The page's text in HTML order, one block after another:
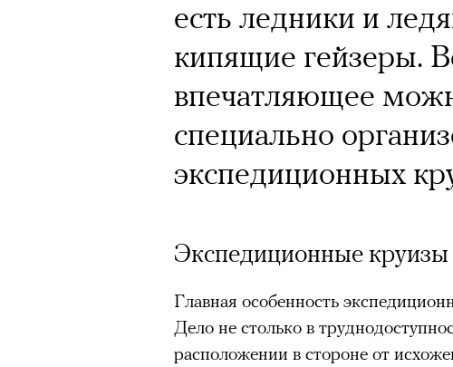
есть ледники и
кипящие гейзеры.
впечатляющее
специально
экспедиционных
Экспедиционные круизы
Главная особенность
Дело не столько в
расположении в стороне от
горы становится
готовы снова
Психологи и
высота меняет
тянет с новой силой
Подписывайтесь на телеграм-